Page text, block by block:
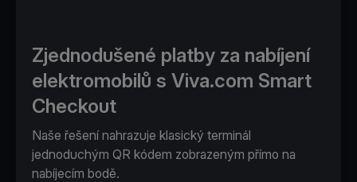
Zjednodušené platby za nabíjení
elektromobilů s Viva.com Smart
Checkout
Naše řešení nahrazuje klasický terminál
jednoduchým QR kódem zobrazeným přímo na
nabíjecím bodě.